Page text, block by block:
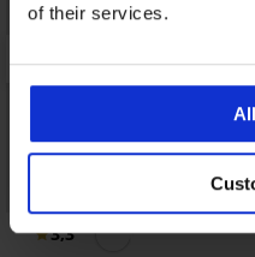
of their services.
3,3